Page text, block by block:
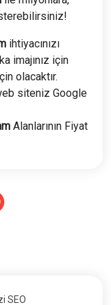
ihtiyacınızı
imajınız için
olacaktır.
siteniz Google
Alanlarının Fiyat
SEO